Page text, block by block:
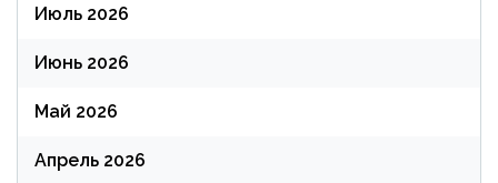
Июль 2026
Июнь 2026
Май 2026
Апрель 2026